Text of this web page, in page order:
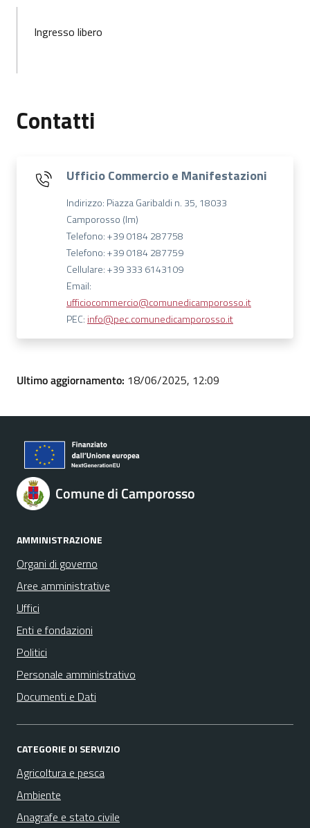
Ingresso libero
Contatti
Ufficio Commercio e Manifestazioni
Indirizzo: Piazza Garibaldi n. 35, 18033
Camporosso (Im)
Telefono: +39 0184 287758
Telefono: +39 0184 287759
Cellulare: +39 333 6143109
Email:
ufficiocommercio@comunedicamporosso.it
PEC: info@pec.comunedicamporosso.it
Ultimo aggiornamento: 18/06/2025, 12:09
Comune di Camporosso
AMMINISTRAZIONE
Organi di governo
Aree amministrative
Uffici
Enti e fondazioni
Politici
Personale amministrativo
Documenti e Dati
CATEGORIE DI SERVIZIO
Agricoltura e pesca
Ambiente
Anagrafe e stato civile